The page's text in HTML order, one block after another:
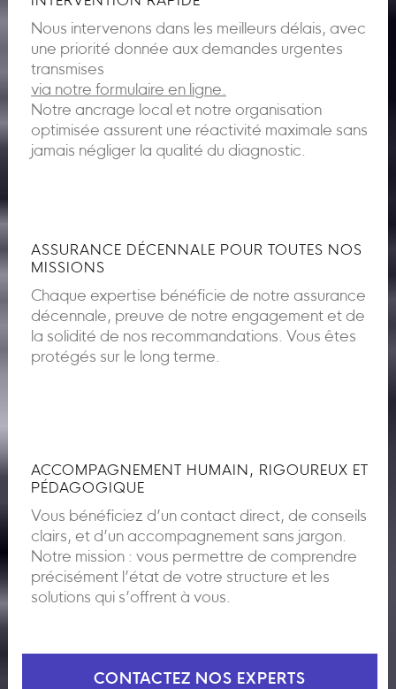
Nous intervenons dans les meilleurs délais, avec
une priorité donnée aux demandes urgentes
transmises
via notre formulaire en ligne.
Notre ancrage local et notre organisation
optimisée assurent une réactivité maximale sans
jamais négliger la qualité du diagnostic.
ASSURANCE DÉCENNALE POUR TOUTES NOS
MISSIONS
Chaque expertise bénéficie de notre assurance
décennale, preuve de notre engagement et de
la solidité de nos recommandations. Vous êtes
protégés sur le long terme.
ACCOMPAGNEMENT HUMAIN, RIGOUREUX ET
PÉDAGOGIQUE
Vous bénéficiez d’un contact direct, de conseils
clairs, et d’un accompagnement sans jargon.
Notre mission : vous permettre de comprendre
précisément l’état de votre structure et les
solutions qui s’offrent à vous.
CONTACTEZ NOS EXPERTS